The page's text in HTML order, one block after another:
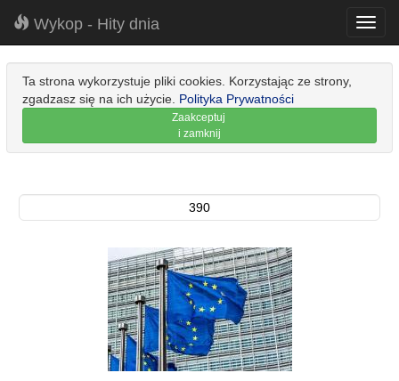
Wykop - Hity dnia
Ta strona wykorzystuje pliki cookies. Korzystając ze strony,
zgadzasz się na ich użycie. Polityka Prywatności
Zaakceptuj
i zamknij
390